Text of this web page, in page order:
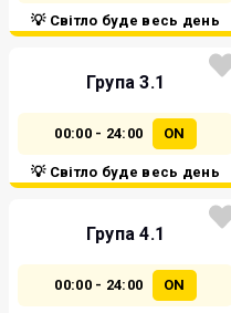
💡 Світло буде весь день
Група 3.1
00:00 - 24:00 ON
💡 Світло буде весь день
Група 4.1
00:00 - 24:00 ON